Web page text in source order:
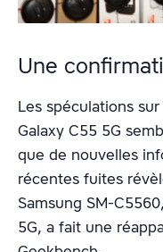
Une
Les spéculations
Galaxy C55 5G
que de nouvelles
récentes fuites
Samsung SM-
5G, a fait une